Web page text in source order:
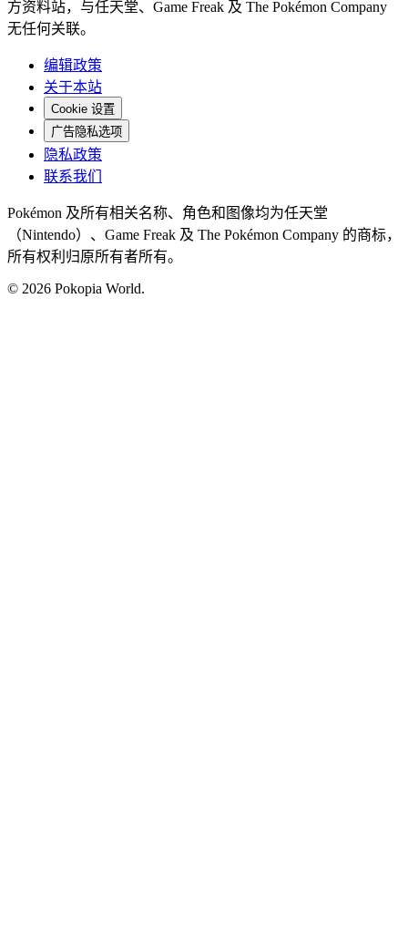
方资料站，与任天堂、Game Freak 及 The Pokémon Company
无任何关联。
编辑政策
关于本站
Cookie 设置
广告隐私选项
隐私政策
联系我们
Pokémon 及所有相关名称、角色和图像均为任天堂
（Nintendo）、Game Freak 及 The Pokémon Company 的商标，
所有权利归原所有者所有。
© 2026 Pokopia World.